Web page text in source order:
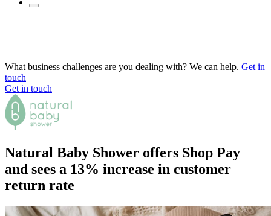
What business challenges are you dealing with? We can help. Get in
touch
Get in touch
Natural Baby Shower offers Shop Pay
and sees a 13% increase in customer
return rate